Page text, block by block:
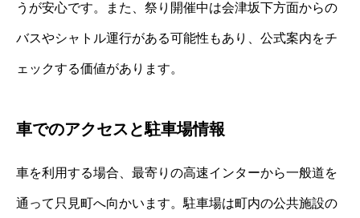
うが安心です。また、祭り開催中は会津坂下方面からの
バスやシャトル運行がある可能性もあり、公式案内をチ
ェックする価値があります。
車でのアクセスと駐車場情報
車を利用する場合、最寄りの高速インターから一般道を
通って只見町へ向かいます。駐車場は町内の公共施設の